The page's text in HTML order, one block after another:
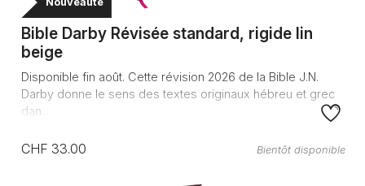
Bible Darby Révisée standard, rigide lin
beige
Disponible fin août. Cette révision 2026 de la Bible J.N.
Darby donne le sens des textes originaux hébreu et grec
dan...
CHF 33.00 Bientôt disponible